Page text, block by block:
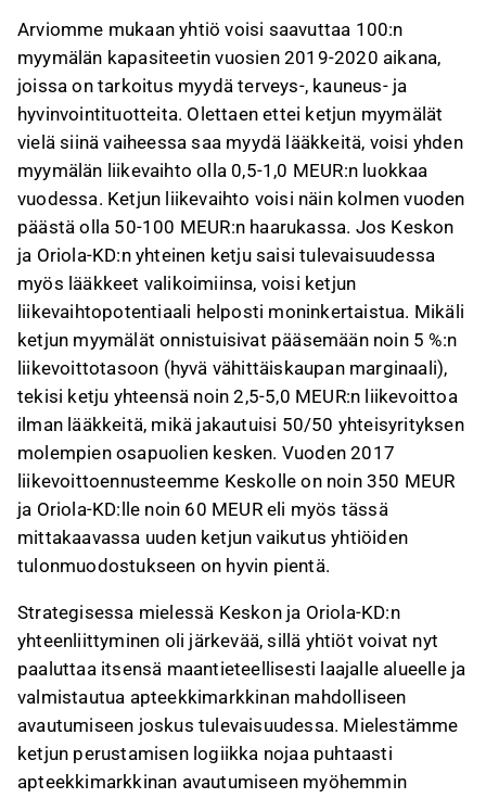
Arviomme mukaan yhtiö voisi saavuttaa 100:n
myymälän kapasiteetin vuosien 2019-2020 aikana,
joissa on tarkoitus myydä terveys-, kauneus- ja
hyvinvointituotteita. Olettaen ettei ketjun myymälät
vielä siinä vaiheessa saa myydä lääkkeitä, voisi yhden
myymälän liikevaihto olla 0,5-1,0 MEUR:n luokkaa
vuodessa. Ketjun liikevaihto voisi näin kolmen vuoden
päästä olla 50-100 MEUR:n haarukassa. Jos Keskon
ja Oriola-KD:n yhteinen ketju saisi tulevaisuudessa
myös lääkkeet valikoimiinsa, voisi ketjun
liikevaihtopotentiaali helposti moninkertaistua. Mikäli
ketjun myymälät onnistuisivat pääsemään noin 5 %:n
liikevoittotasoon (hyvä vähittäiskaupan marginaali),
tekisi ketju yhteensä noin 2,5-5,0 MEUR:n liikevoittoa
ilman lääkkeitä, mikä jakautuisi 50/50 yhteisyrityksen
molempien osapuolien kesken. Vuoden 2017
liikevoittoennusteemme Keskolle on noin 350 MEUR
ja Oriola-KD:lle noin 60 MEUR eli myös tässä
mittakaavassa uuden ketjun vaikutus yhtiöiden
tulonmuodostukseen on hyvin pientä.
Strategisessa mielessä Keskon ja Oriola-KD:n
yhteenliittyminen oli järkevää, sillä yhtiöt voivat nyt
paaluttaa itsensä maantieteellisesti laajalle alueelle ja
valmistautua apteekkimarkkinan mahdolliseen
avautumiseen joskus tulevaisuudessa. Mielestämme
ketjun perustamisen logiikka nojaa puhtaasti
apteekkimarkkinan avautumiseen myöhemmin